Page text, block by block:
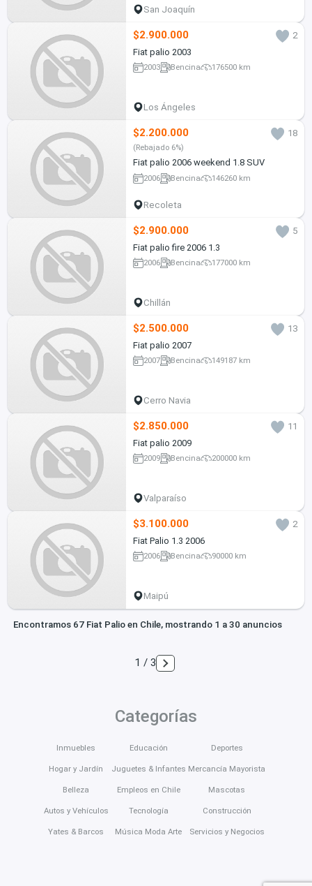
San Joaquín
$2.900.000
2
Fiat palio 2003
2003 Bencina 176500 km
Los Ángeles
$2.200.000 18
(Rebajado 6%)
Fiat palio 2006 weekend 1.8 SUV
2006 Bencina 146260 km
Recoleta
$2.900.000
5
Fiat palio fire 2006 1.3
2006 Bencina 177000 km
Chillán
$2.500.000
13
Fiat palio 2007
2007 Bencina 149187 km
Cerro Navia
$2.850.000
11
Fiat palio 2009
2009 Bencina 200000 km
Valparaíso
$3.100.000
2
Fiat Palio 1.3 2006
2006 Bencina 90000 km
Maipú
Encontramos 67 Fiat Palio en Chile, mostrando 1 a 30 anuncios
1 / 3
Categorías
Inmuebles
Hogar y Jardín
Belleza
Autos y Vehículos
Yates & Barcos
Educación
Juguetes & Infantes
Empleos en Chile
Tecnología
Música Moda Arte
Deportes
Mercancía Mayorista
Mascotas
Construcción
Servicios y Negocios